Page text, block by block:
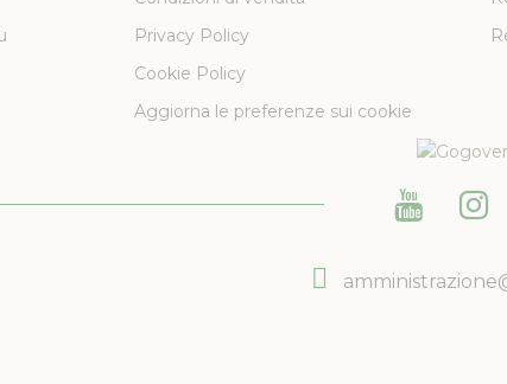
Privacy Policy
Cookie Policy
Aggiorna le preferenze sui cookie